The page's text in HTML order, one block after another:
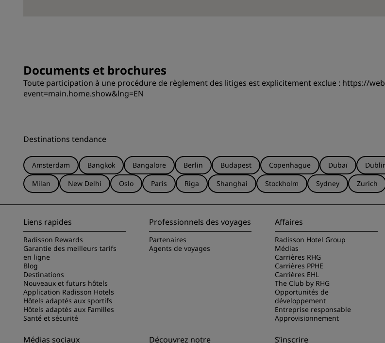
Documents et brochures
Toute participation à une procédure de règlement des litiges est explicitement exclue : https://
event=main.home.show&lng=EN
Destinations tendance
Amsterdam Bangkok Bangalore Berlin Budapest Copenhague Dubaï
Milan
New Delhi Oslo Paris Riga Shanghai Stockholm Sydney Zurich
Liens rapides
Radisson Rewards
Garantie des meilleurs tarifs
en ligne
Blog
Destinations
Nouveaux et futurs hôtels
Application Radisson Hotels
Hôtels adaptés aux sportifs
Hôtels adaptés aux Familles
Santé et sécurité
Professionnels des voyages
Partenaires
Agents de voyages
Affaires
Radisson Hotel Group
Médias
Carrières RHG
Carrières PPHE
Carrières EHL
The Club by RHG
Opportunités de
développement
Entreprise responsable
Approvisionnement
Médias sociaux Découvrez notre S’inscrire